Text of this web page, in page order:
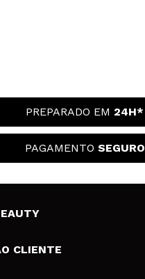
PREPARADO EM 24H*
PAGAMENTO SEGURO
CLIENTE